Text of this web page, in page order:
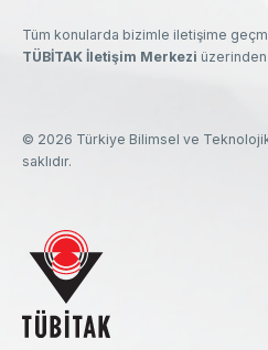
Tüm konularda bizimle iletişime
TÜBİTAK İletişim Merkezi
© 2026 Türkiye Bilimsel ve Teknolojik
saklıdır.